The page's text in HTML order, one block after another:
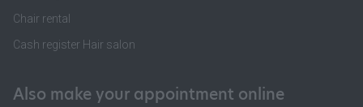
Chair rental
Cash register Hair salon
Also make your appointment online